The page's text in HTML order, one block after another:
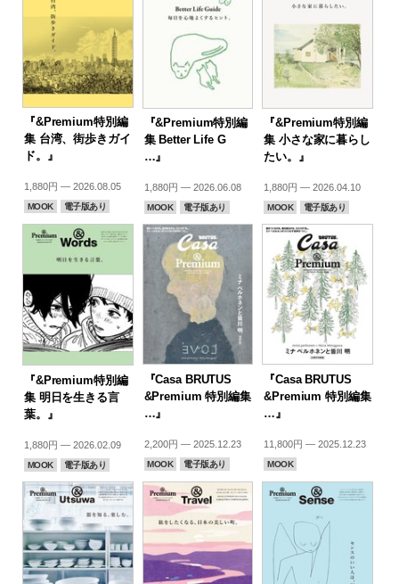
『&Premium特別編
集 台湾、街歩きガイ
ド。』
1,880円 — 2026.08.05
MOOK 電子版あり
『&Premium特別編
集 Better Life G
…』
1,880円 — 2026.06.08
MOOK 電子版あり
『&Premium特別編
集 小さな家に暮らし
たい。』
1,880円 — 2026.04.10
MOOK 電子版あり
『&Premium特別編
集 明日を生きる言
葉。』
1,880円 — 2026.02.09
MOOK 電子版あり
『Casa BRUTUS
&Premium 特別編集
…』
2,200円 — 2025.12.23
MOOK 電子版あり
『Casa BRUTUS
&Premium 特別編集
…』
11,800円 — 2025.12.23
MOOK